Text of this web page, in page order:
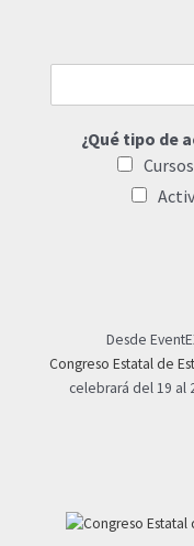
¿Qué tipo de
Desde
Congreso Estatal de
celebrará del 19 al